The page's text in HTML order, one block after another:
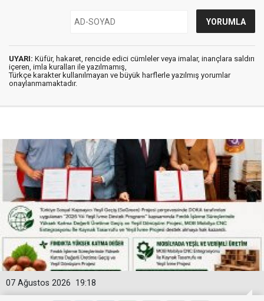
UYARI: Küfür, hakaret, rencide edici cümleler veya imalar, inançlara saldırı
içeren, imla kuralları ile yazılmamış,
Türkçe karakter kullanılmayan ve büyük harflerle yazılmış yorumlar
onaylanmamaktadır.
19:18
07 Ağustos 2026